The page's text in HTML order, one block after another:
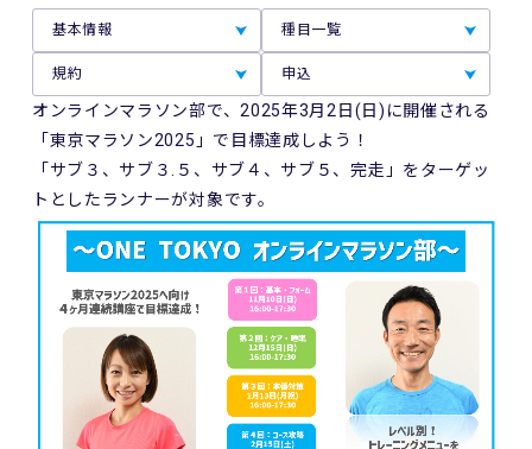
基本情報 種目一覧
規約 申込
オンラインマラソン部で、2025年3月2日(日)に開催される
「東京マラソン2025」で目標達成しよう！
「サブ３、サブ３.５、サブ４、サブ５、完走」をターゲッ
トとしたランナーが対象です。